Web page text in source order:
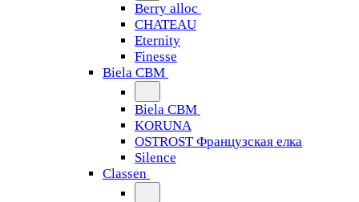
Berry alloc
CHATEAU
Eternity
Finesse
Biela CBM
Biela CBM
KORUNA
OSTROST Французская елка
Silence
Classen